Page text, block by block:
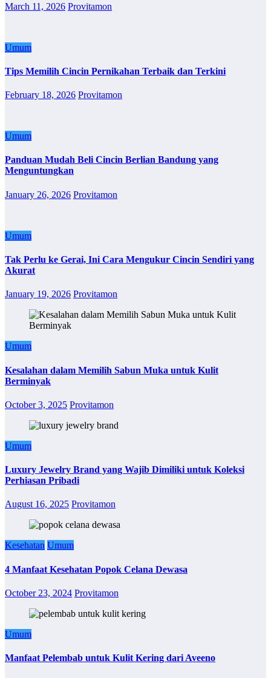
March 11, 2026 Provitamon
Umum
Tips Memilih Cincin Pernikahan Terbaik dan Terkini
February 18, 2026 Provitamon
Umum
Panduan Mudah Beli Cincin Berlian Bandung yang
Menguntungkan
January 26, 2026 Provitamon
Umum
Tak Perlu ke Gerai, Ini Cara Mengukur Cincin Sendiri yang
Akurat
January 19, 2026 Provitamon
Umum
Kesalahan dalam Memilih Sabun Muka untuk Kulit
Berminyak
October 3, 2025 Provitamon
Umum
Luxury Jewelry Brand yang Wajib Dimiliki untuk Koleksi
Perhiasan Pribadi
August 16, 2025 Provitamon
Kesehatan Umum
4 Manfaat Kesehatan Popok Celana Dewasa
October 23, 2024 Provitamon
Umum
Manfaat Pelembab untuk Kulit Kering dari Aveeno